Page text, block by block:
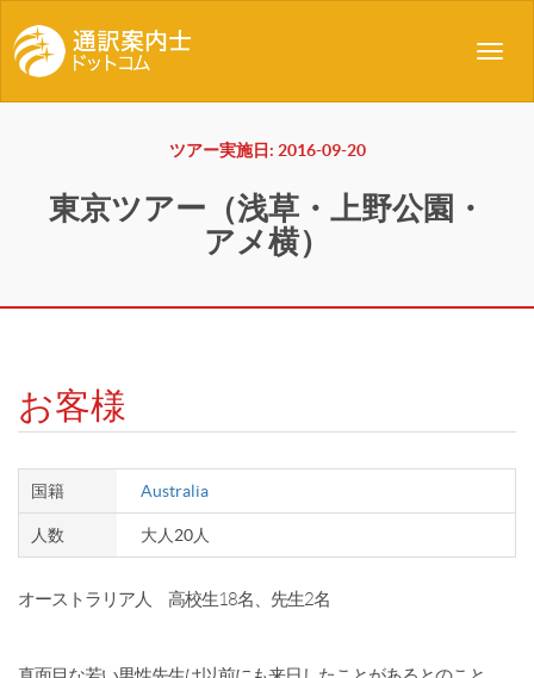
ツアー実施日: 2016-09-20
東京ツアー（浅草・上野公園・
アメ横）
お客様
国籍 Australia
人数 大人20人
オーストラリア人 高校生18名、先生2名